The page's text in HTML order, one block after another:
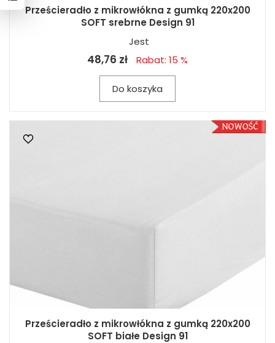
Prześcieradło z mikrowłókna z gumką 220x200
SOFT srebrne Design 91
Jest
48,76 zł Rabat: 15 %
Do koszyka
Prześcieradło z mikrowłókna z gumką 220x200
SOFT białe Design 91